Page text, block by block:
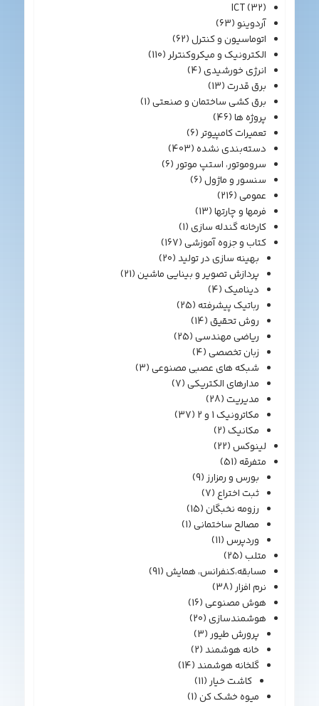
ICT(32)
آردوینو(63)
اتوماسیون و کنترل(62)
الکترونیک و میکروکنترلر(110)
انرژی خورشیدی(4)
برق قدرت(13)
برق کشی ساختمان و صنعتی(1)
پروژه ها(46)
تعمیرات کامپیوتر(6)
دسته‌بندی نشده(403)
سروموتور، استپ موتور(6)
سنسور و ماژول(6)
عمومی(216)
فرمها و چارتها(13)
کارخانه گندله سازی(1)
کتاب و جزوه آموزشی(167)
بهینه سازی در تولید(20)
پردازش تصویر و بینایی ماشین(21)
دینامیک(4)
رباتیک پیشرفته(25)
روش تحقیق(14)
ریاضی مهندسی(25)
زبان تخصصی(4)
شبکه های عصبی مصنوعی(3)
مدارهای الکتریکی(7)
مدیریت(28)
مکاترونیک 1 و 2
(37)
مکانیک(2)
لینوکس(22)
متفرقه(51)
بورس و رمزارز(9)
ثبت اختراع(7)
رزومه نخبگان(15)
مصالح ساختمانی(1)
وردپرس(11)
متلب(25)
مسابقه،کنفرانس، همایش(91)
نرم افزار(38)
هوش مصنوعی(16)
هوشمندسازی(20)
پرورش طیور(3)
خانه هوشمند(2)
گلخانه هوشمند(14)
کاشت خیار(11)
میوه خشک کن(1)